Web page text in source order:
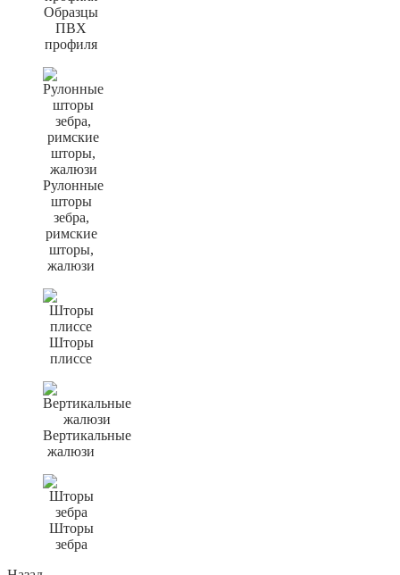
Образцы
ПВХ
профиля
Рулонные
шторы
зебра,
римские
шторы,
жалюзи
Шторы
плиссе
Вертикальные
жалюзи
Шторы
зебра